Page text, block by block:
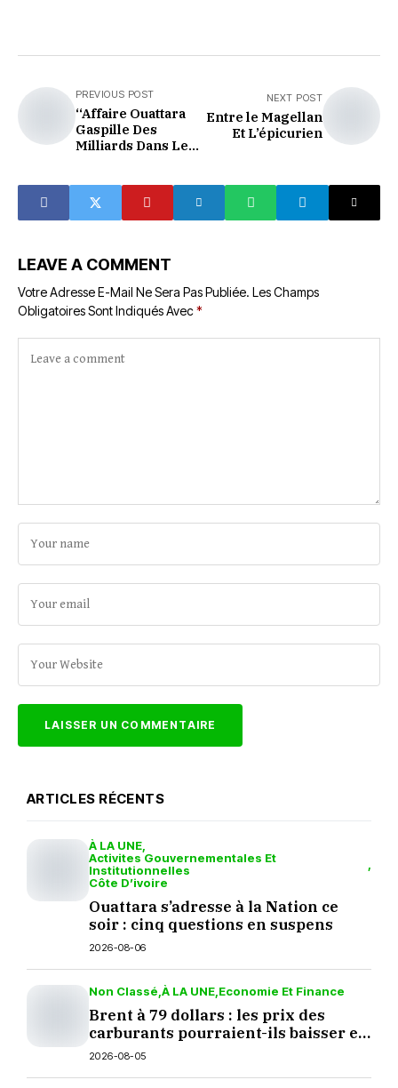
PREVIOUS POST
‘‘Affaire Ouattara
Gaspille Des
Milliards Dans Les
Contrastent Avec
La Désinformation
NEXT POST
Entre le Magellan
Et L’épicurien
LEAVE A COMMENT
Votre Adresse E-Mail Ne Sera Pas Publiée. Les Champs
Obligatoires Sont Indiqués Avec*
ARTICLES RÉCENTS
À LA UNE
Activites Gouvernementales Et
Institutionnelles
Côte D’ivoire
Ouattara s’adresse à la Nation ce
soir : cinq questions en suspens
2026-08-06
Non Classé À LA UNE Economie Et Finance
Brent à 79 dollars : les prix des
carburants pourraient-ils baisser en
septembre ?
2026-08-05